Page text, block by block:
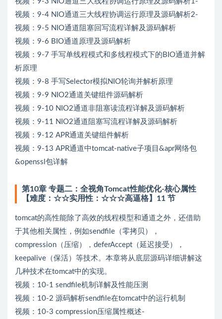
视频：9-4 NIO通道三大线程协调运行原理及源码解析2-
视频：9-5 NIO通道阻塞回写流程详解及源码解析
视频：9-6 BIO通道原理及源码解析
视频：9-7 手写单线程模式和多线程模式下的BIO通道并解
析原理
视频：9-8 手写Selector模拟NIO轮询并解析原理
视频：9-9 NIO2通道关键组件源码解析
视频：9-10 NIO2通道非阻塞读流程详解及源码解析
视频：9-11 NIO2通道阻塞写流程详解及源码解析
视频：9-12 APR通道关键组件解析
视频：9-13 APR通道中tomcat-native子项目&apr网络包
&openssl包详解
第10章 专题二：全视角Tomcat性能优化-核心属性
【难度：☆☆实用性：☆☆☆高逼格】11 节
tomcat的高性能除了高效的线程模型和通道之外，还借助
于其他相关属性，例如sendfile（零拷贝），
compression（压缩），deferAccept（延迟接受），
keepalive（保活）等技术。本章将从底层源码详细讲解这
几种技术在tomcat中的实现。
视频：10-1 sendfile机制详解及性能压测
视频：10-2 源码解析sendfile在tomcat中的运行机制
视频：10-3 compression压缩属性概述-